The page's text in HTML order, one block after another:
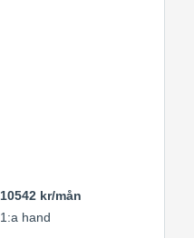
10542 kr/mån
1:a hand